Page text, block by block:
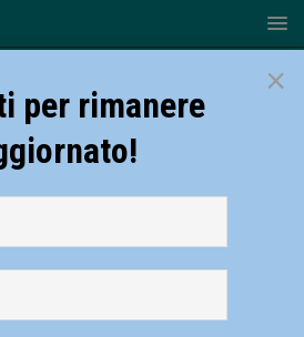
×
per rimanere